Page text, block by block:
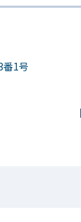
1号